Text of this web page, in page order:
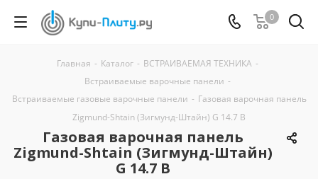
0
Главная - Каталог - ВСТРАИВАЕМАЯ ТЕХНИКА -
Встраиваемые варочные панели -
Встраиваемые газовые варочные панели - Газовая варочная панель
Zigmund-Shtain (Зигмунд-Штайн) G 14.7 B
Газовая варочная панель
Zigmund-Shtain (Зигмунд-Штайн)
G 14.7 B